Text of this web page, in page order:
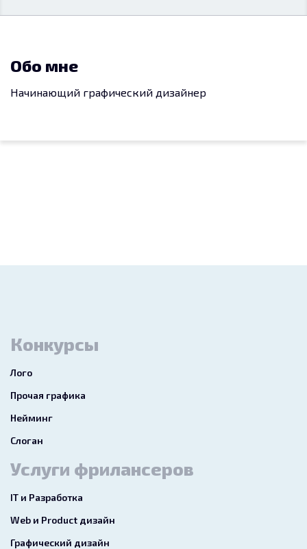
Обо мне
Начинающий графический дизайнер
Конкурсы
Лого
Прочая графика
Нейминг
Слоган
Услуги фрилансеров
IT и Разработка
Web и Product дизайн
Графический дизайн